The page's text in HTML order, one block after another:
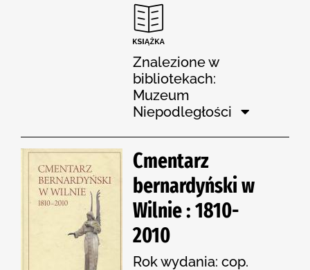
Znalezione w
bibliotekach:
Muzeum
Niepodległości
Cmentarz
bernardyński w
Wilnie : 1810-
2010
Rok wydania: cop.